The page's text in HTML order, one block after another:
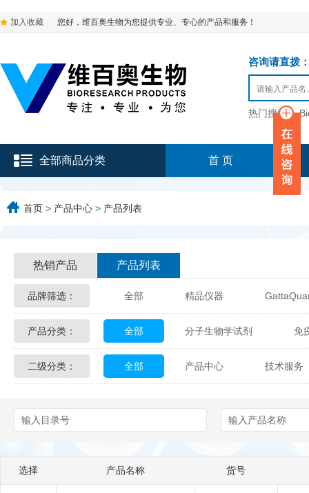
加入收藏 您好，维百奥生物为您提供专业、专心的产品和服务！
咨询请直拨
热门搜索：
全部商品分类 首 页
首页 > 产品中心 > 产品列表
热销产品 产品列表
品牌筛选： 全部 精品仪器
Glycon Biochem Sterlitech
Echelon Biosciences Verichem
Biotez Berlin Diametra
产品分类： 全部 分子生物学试剂 免
化学及生物化学试剂 材料学试剂
二级分类： 全部 产品中心 技术服务
选择 产品名称 货号